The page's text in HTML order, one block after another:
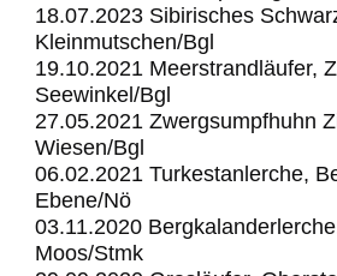
18.07.2023 Sibirisches
Kleinmutschen/Bgl
19.10.2021 Meerstrandläufer,
Seewinkel/Bgl
27.05.2021 Zwergsumpfhuhn
Wiesen/Bgl
06.02.2021 Turkestanlerche,
Ebene/Nö
03.11.2020
Moos/Stmk